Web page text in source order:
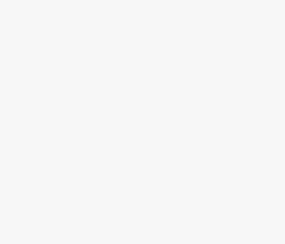
a w szczególności ustawy z dnia
a także obowiązków i zadań
lub innej osoby fizycznej;
są wyłącznie na
w pkt. 3, dane osobowe mogą